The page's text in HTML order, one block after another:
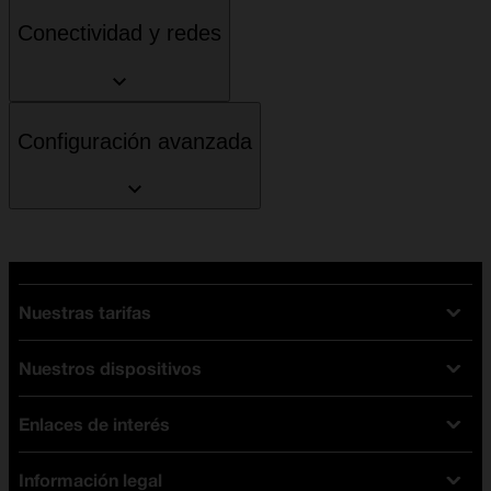
Conectividad y redes
Configuración avanzada
Nuestras tarifas
Tarifas Orange
Tarifas fibra y móvil
Tarifas móviles
Tarifas internet y fibra
Nuestros dispositivos
Ofertas en móviles
iPhone
Enlaces de interés
Test de velocidad
Información legal